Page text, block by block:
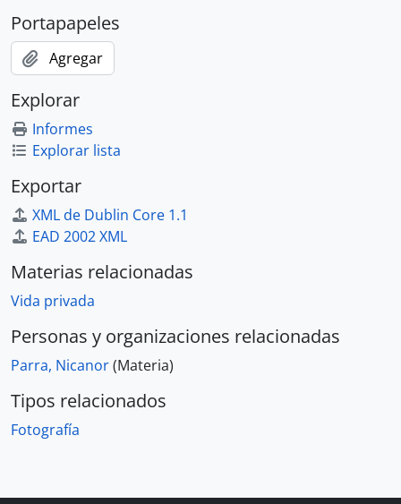
Portapapeles
Agregar
Explorar
Informes
Explorar lista
Exportar
XML de Dublin Core 1.1
EAD 2002 XML
Materias relacionadas
Vida privada
Personas y organizaciones relacionadas
Parra, Nicanor(Materia)
Tipos relacionados
Fotografía